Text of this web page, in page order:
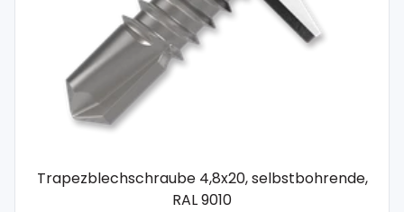
Trapezblechschraube 4,8x20, selbstbohrende,
RAL 9010